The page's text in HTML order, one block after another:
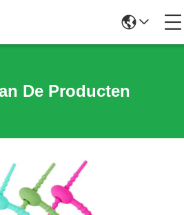
De Producten